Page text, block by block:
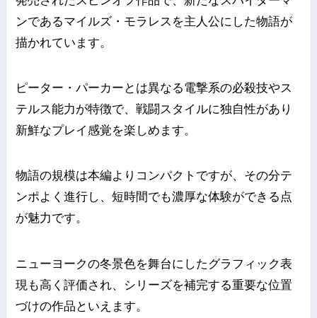
ンであるマイルズ・モラレスを主人公にした物語が
描かれています。
ピーター・パーカーとは異なる電撃系の必殺技やス
テルス能力が特徴で、戦闘スタイルに独自性があり
新鮮なプレイ感覚を楽しめます。
物語の規模は本編よりコンパクトですが、その分テ
ンポよく進行し、短時間でも濃厚な体験ができる点
が魅力です。
ニューヨークの冬景色を舞台にしたグラフィック表
現も高く評価され、シリーズを補完する重要な位置
づけの作品といえます。